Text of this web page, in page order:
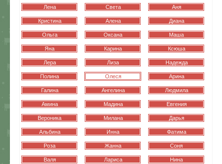
Лена Света Аня
Кристина Алена Диана
Ольга Оксана Маша
Яна Карина Ксюша
Лера Лиза Надежда
Полина Олеся Арина
Галина Ангелина Людмила
Амина Мадина Евгения
Вероника Милана Дарья
Альбина Инна Фатима
Роза Жанна Соня
Валя Лариса Нина